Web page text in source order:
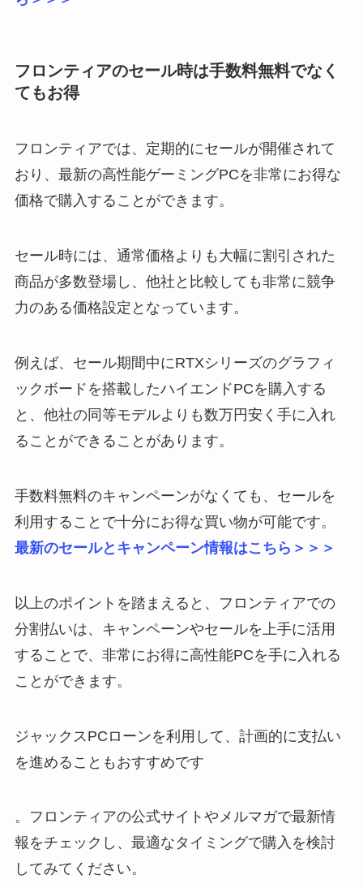
フロンティアのセール時は手数料無料でなく
てもお得
フロンティアでは、定期的にセールが開催されて
おり、最新の高性能ゲーミングPCを非常にお得な
価格で購入することができます。
セール時には、通常価格よりも大幅に割引された
商品が多数登場し、他社と比較しても非常に競争
力のある価格設定となっています。
例えば、セール期間中にRTXシリーズのグラフィ
ックボードを搭載したハイエンドPCを購入する
と、他社の同等モデルよりも数万円安く手に入れ
ることができることがあります。
手数料無料のキャンペーンがなくても、セールを
利用することで十分にお得な買い物が可能です。
最新のセールとキャンペーン情報はこちら＞＞＞
以上のポイントを踏まえると、フロンティアでの
分割払いは、キャンペーンやセールを上手に活用
することで、非常にお得に高性能PCを手に入れる
ことができます。
ジャックスPCローンを利用して、計画的に支払い
を進めることもおすすめです
。フロンティアの公式サイトやメルマガで最新情
報をチェックし、最適なタイミングで購入を検討
してみてください。